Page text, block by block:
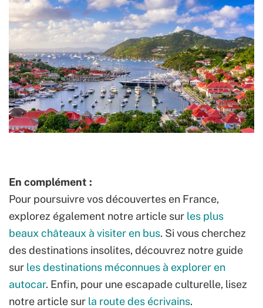
En complément :
Pour poursuivre vos découvertes en France,
explorez également notre article sur les plus
beaux châteaux à visiter en bus. Si vous cherchez
des destinations insolites, découvrez notre guide
sur les destinations méconnues à explorer en
autocar. Enfin, pour une escapade culturelle, lisez
notre article sur la route des écrivains.